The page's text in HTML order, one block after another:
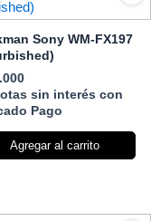
Sony WM-FX197
sin interés con
Pago
Agregar al carrito